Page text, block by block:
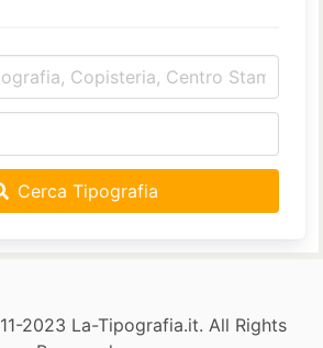
Cerca Tipografia
2023 La-Tipografia.it. All Rights